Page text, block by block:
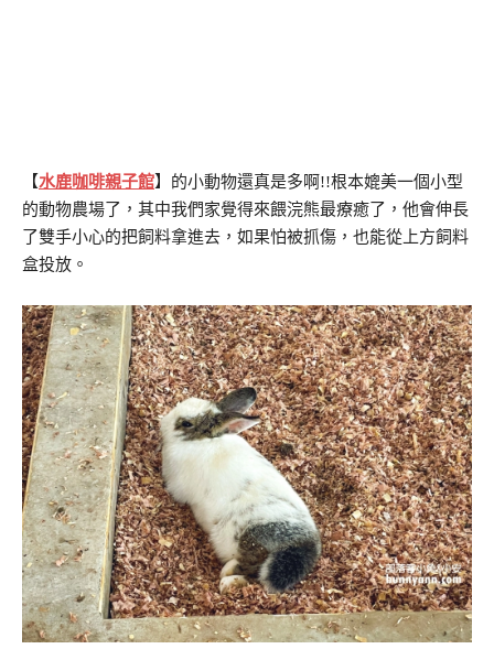
【水鹿咖啡親子館】的小動物還真是多啊!!根本媲美一個小型
的動物農場了，其中我們家覺得來餵浣熊最療癒了，他會伸長
了雙手小心的把飼料拿進去，如果怕被抓傷，也能從上方飼料
盒投放。